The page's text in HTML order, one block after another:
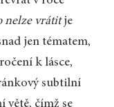
nelze vrátitje
jen tématem,
k lásce,
subtilní
větě, čímž se